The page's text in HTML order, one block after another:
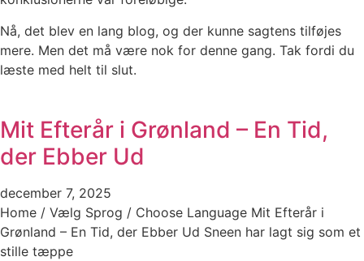
Nå, det blev en lang blog, og der kunne sagtens tilføjes
mere. Men det må være nok for denne gang. Tak fordi du
læste med helt til slut.
Mit Efterår i Grønland – En Tid,
der Ebber Ud
december 7, 2025
Home / Vælg Sprog / Choose Language Mit Efterår i
Grønland – En Tid, der Ebber Ud Sneen har lagt sig som et
stille tæppe